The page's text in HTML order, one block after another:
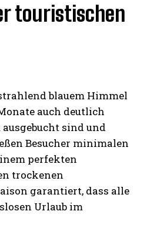
touristischen
blauem Himmel
auch deutlich
sind und
Besucher minimalen
perfekten
trockenen
garantiert, dass alle
Urlaub im